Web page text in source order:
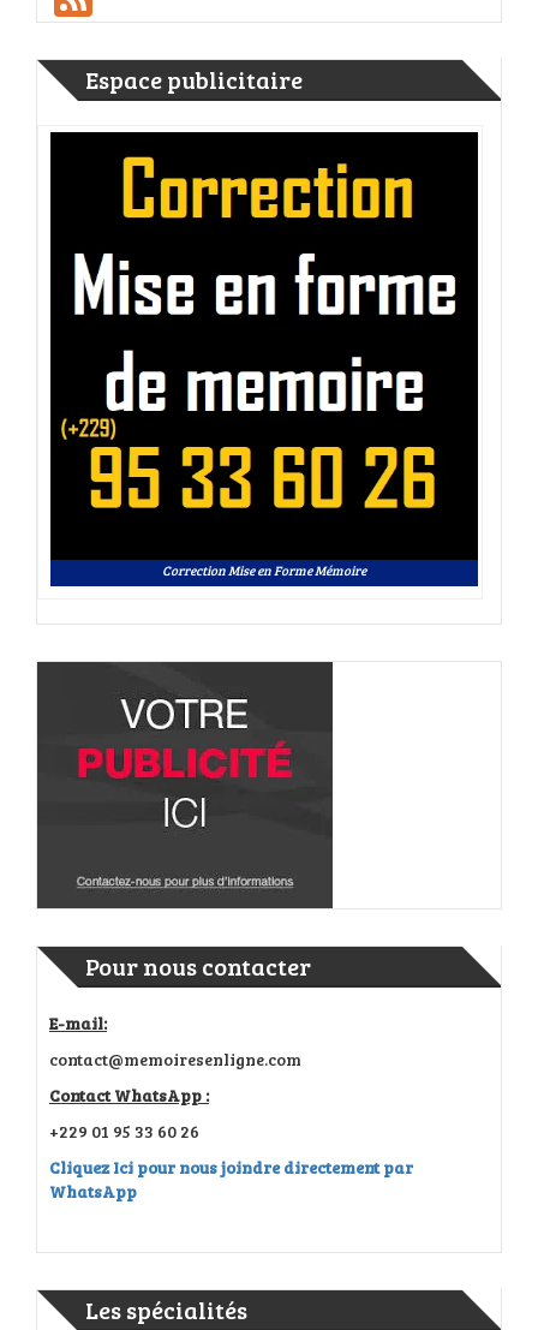
Espace publicitaire
Correction Mise en Forme Mémoire
Pour nous contacter
E-mail:
contact@memoiresenligne.com
Contact WhatsApp :
+229 01 95 33 60 26
Cliquez Ici pour nous joindre directement par
WhatsApp
Les spécialités